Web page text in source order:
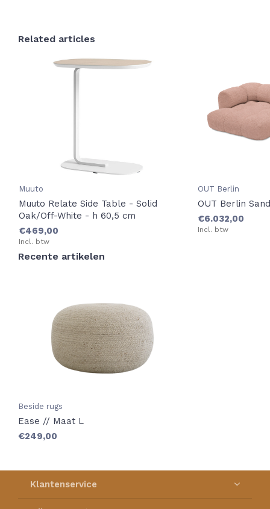
Related articles
Muuto
Muuto Relate Side Table - Solid
Oak/Off-White - h 60,5 cm
€469,00
Incl. btw
OUT Berlin
OUT Berlin
€6.032,00
Incl. btw
Recente artikelen
Beside rugs
Ease // Maat L
€249,00
Klantenservice